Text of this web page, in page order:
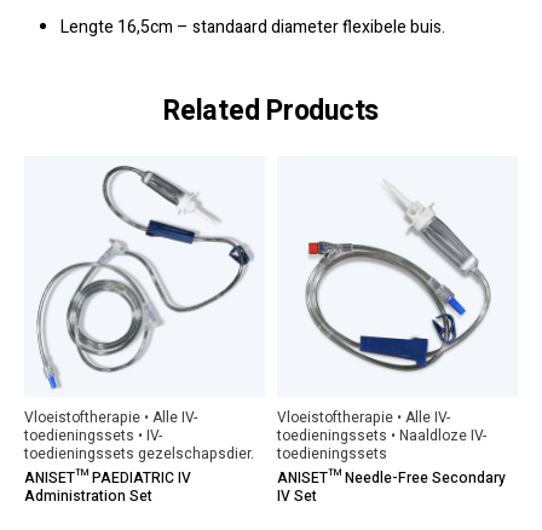
Lengte 16,5cm – standaard diameter flexibele buis.
Related Products
Vloeistoftherapie • Alle IV-
toedieningssets • IV-
toedieningssets gezelschapsdier.
ANISET™ PAEDIATRIC IV
Administration Set
Vloeistoftherapie • Alle IV-
toedieningssets • Naaldloze IV-
toedieningssets
ANISET™ Needle-Free Secondary
IV Set